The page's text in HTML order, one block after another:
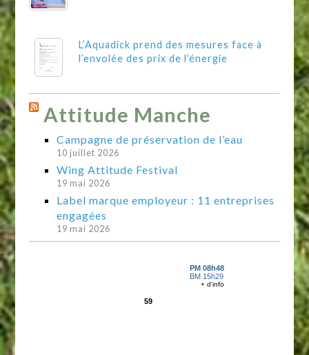
L’Aquadick prend des mesures face à
l’envolée des prix de l’énergie
Attitude Manche
Campagne de préservation de l’eau
10 juillet 2026
Wing Attitude Festival
19 mai 2026
Label marque employeur : 11 entreprises
engagées
19 mai 2026